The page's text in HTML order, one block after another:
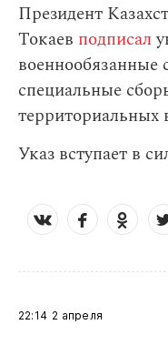
Президент
Токаев подписал
специальные
территориальных
Указ вступает в
22:14 2 апреля